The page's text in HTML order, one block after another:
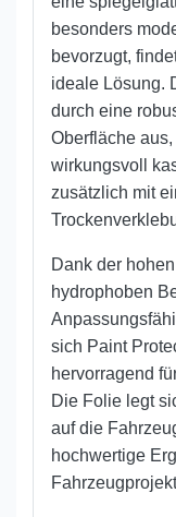
besonders
bevorzugt,
ideale Lösung.
durch eine
Oberfläche
wirkungsvoll
zusätzlich mit
Dank der
hydrophoben
sich Paint
hervorragend
Die Folie legt
auf die
hochwertige